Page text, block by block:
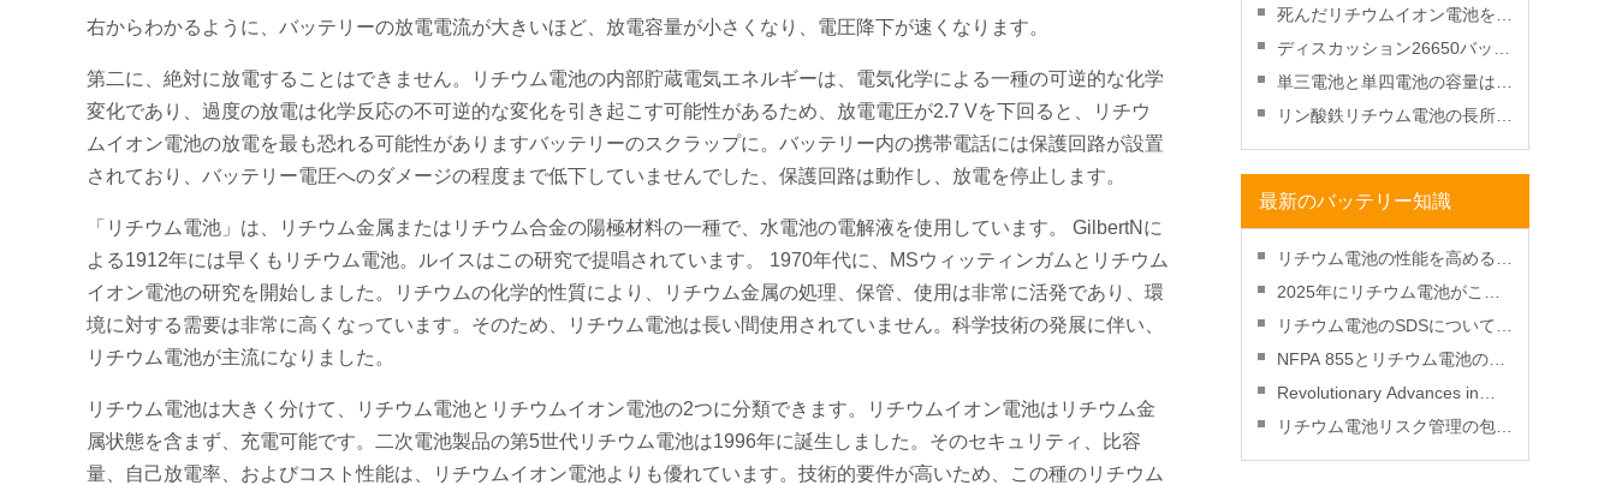
右からわかるように、バッテリーの放電電流が大きいほど、放電容量が小さくなり、電圧降下が速くなります。
第二に、絶対に放電することはできません。リチウム電池の内部貯蔵電気エネルギーは、電気化学による一種の可逆的な化学
変化であり、過度の放電は化学反応の不可逆的な変化を引き起こす可能性があるため、放電電圧が2.7 Vを下回ると、リチウ
ムイオン電池の放電を最も恐れる可能性がありますバッテリーのスクラップに。バッテリー内の携帯電話には保護回路が設置
されており、バッテリー電圧へのダメージの程度まで低下していませんでした、保護回路は動作し、放電を停止します。
「リチウム電池」は、リチウム金属またはリチウム合金の陽極材料の一種で、水電池の電解液を使用しています。 GilbertNに
よる1912年には早くもリチウム電池。ルイスはこの研究で提唱されています。 1970年代に、MSウィッティンガムとリチウム
イオン電池の研究を開始しました。リチウムの化学的性質により、リチウム金属の処理、保管、使用は非常に活発であり、環
境に対する需要は非常に高くなっています。そのため、リチウム電池は長い間使用されていません。科学技術の発展に伴い、
リチウム電池が主流になりました。
リチウム電池は大きく分けて、リチウム電池とリチウムイオン電池の2つに分類できます。リチウムイオン電池はリチウム金
属状態を含まず、充電可能です。二次電池製品の第5世代リチウム電池は1996年に誕生しました。そのセキュリティ、比容
量、自己放電率、およびコスト性能は、リチウムイオン電池よりも優れています。技術的要件が高いため、この種のリチウム
酸鉄リチウム電池のどちらが良
いですか？
死んだリチウムイオン電池を充
電する方法-充電して復活させ
る？
ディスカッション26650バッテ
リーと18650バッテリー
単三電池と単四電池の容量はど
れくらいですか?
リン酸鉄リチウム電池の長所と
短所
最新のバッテリー知識
リチウム電池の性能を高めるた
めの放電深度管理方法
2025年にリチウム電池がこれ
まで以上にコスト効率が高くな
る理由
リチウム電池のSDSについて知
っておくべきこと
NFPA 855とリチウム電池の火
災安全：実践ガイド
Revolutionary Advances in
Lithium Battery Technology
リチウム電池リスク管理の包括
的レビュー